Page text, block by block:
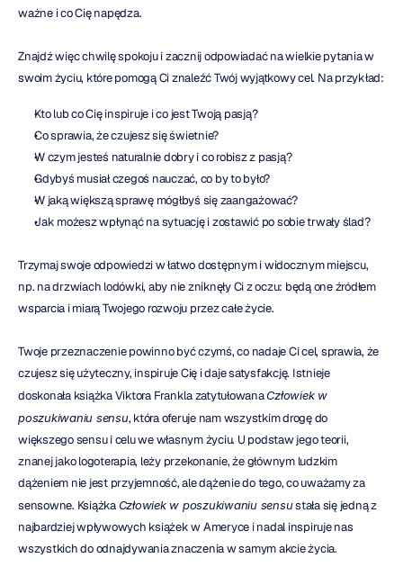
ważne i co Cię napędza.
Znajdź więc chwilę spokoju i zacznij odpowiadać na wielkie pytania w
swoim życiu, które pomogą Ci znaleźć Twój wyjątkowy cel. Na przykład:
Kto lub co Cię inspiruje i co jest Twoją pasją?
Co sprawia, że czujesz się świetnie?
W czym jesteś naturalnie dobry i co robisz z pasją?
Gdybyś musiał czegoś nauczać, co by to było?
W jaką większą sprawę mógłbyś się zaangażować?
Jak możesz wpłynąć na sytuację i zostawić po sobie trwały ślad?
Trzymaj swoje odpowiedzi w łatwo dostępnym i widocznym miejscu,
np. na drzwiach lodówki, aby nie zniknęły Ci z oczu: będą one źródłem
wsparcia i miarą Twojego rozwoju przez całe życie.
Twoje przeznaczenie powinno być czymś, co nadaje Ci cel, sprawia, że
czujesz się użyteczny, inspiruje Cię i daje satysfakcję. Istnieje
doskonała książka Viktora Frankla zatytułowana Człowiek w
poszukiwaniu sensu, która oferuje nam wszystkim drogę do
większego sensu i celu we własnym życiu. U podstaw jego teorii,
znanej jako logoterapia, leży przekonanie, że głównym ludzkim
dążeniem nie jest przyjemność, ale dążenie do tego, co uważamy za
sensowne. Książka Człowiek w poszukiwaniu sensu stała się jedną z
najbardziej wpływowych książek w Ameryce i nadal inspiruje nas
wszystkich do odnajdywania znaczenia w samym akcie życia.